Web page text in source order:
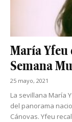
María Yfeu
Semana
25 mayo, 2021
La sevillana María
del panorama
Cánovas. Yfeu